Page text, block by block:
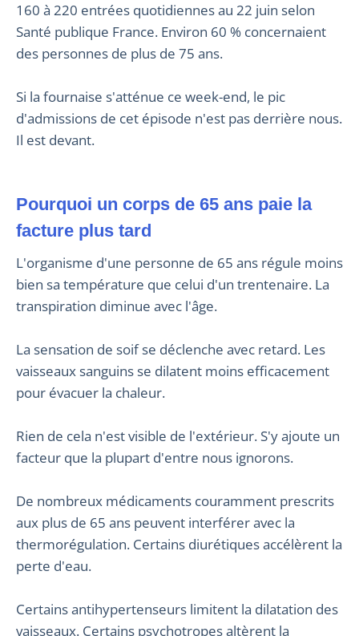
160 à 220 entrées quotidiennes au 22 juin selon
Santé publique France. Environ 60 % concernaient
des personnes de plus de 75 ans.
Si la fournaise s'atténue ce week-end, le pic
d'admissions de cet épisode n'est pas derrière nous.
Il est devant.
Pourquoi un corps de 65 ans paie la
facture plus tard
L'organisme d'une personne de 65 ans régule moins
bien sa température que celui d'un trentenaire. La
transpiration diminue avec l'âge.
La sensation de soif se déclenche avec retard. Les
vaisseaux sanguins se dilatent moins efficacement
pour évacuer la chaleur.
Rien de cela n'est visible de l'extérieur. S'y ajoute un
facteur que la plupart d'entre nous ignorons.
De nombreux médicaments couramment prescrits
aux plus de 65 ans peuvent interférer avec la
thermorégulation. Certains diurétiques accélèrent la
perte d'eau.
Certains antihypertenseurs limitent la dilatation des
vaisseaux. Certains psychotropes altèrent la